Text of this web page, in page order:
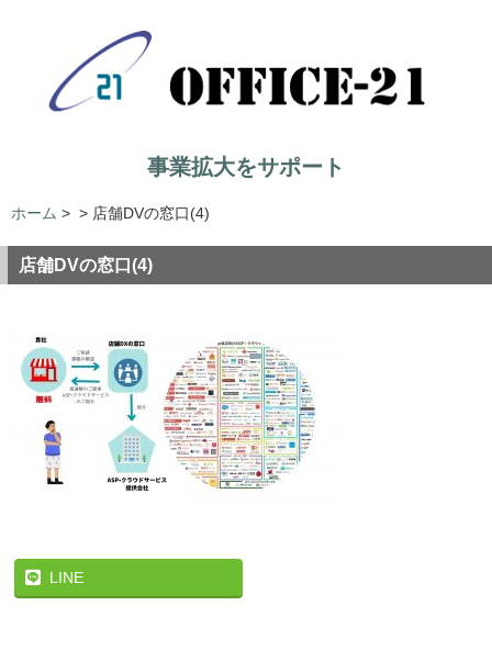
事業拡大をサポート
ホーム > > 店舗DVの窓口(4)
店舗DVの窓口(4)
LINE